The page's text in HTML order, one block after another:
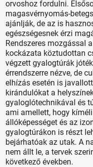
orvoshoz fordulni.
magasvérnyomás-
ajánlják, de az is
egészségesnek érzi
Rendszeres mozgással
kockázata köztudottan
végzett gyalogtúrák
érrendszerre nézve, de
elhízás esetén is
kirándulókat a
gyaloglótechnikával és
ami amellett, hogy
állóképességet és az
gyalogtúrákon is részt
bejárhatóak az utak. A
nem állt le, a tervek
következő években.